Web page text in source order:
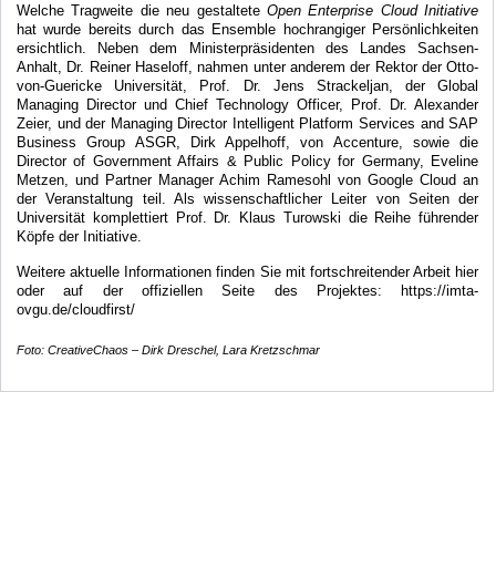
Welche Tragweite die neu gestaltete Open Enterprise Cloud Initiative
hat wurde bereits durch das Ensemble hochrangiger Persönlichkeiten
ersichtlich. Neben dem Ministerpräsidenten des Landes Sachsen-
Anhalt, Dr. Reiner Haseloff, nahmen unter anderem der Rektor der Otto-
von-Guericke Universität, Prof. Dr. Jens Strackeljan, der Global
Managing Director und Chief Technology Officer, Prof. Dr. Alexander
Zeier, und der Managing Director Intelligent Platform Services and SAP
Business Group ASGR, Dirk Appelhoff, von Accenture, sowie die
Director of Government Affairs & Public Policy for Germany, Eveline
Metzen, und Partner Manager Achim Ramesohl von Google Cloud an
der Veranstaltung teil. Als wissenschaftlicher Leiter von Seiten der
Universität komplettiert Prof. Dr. Klaus Turowski die Reihe führender
Köpfe der Initiative.
Weitere aktuelle Informationen finden Sie mit fortschreitender Arbeit hier
oder auf der offiziellen Seite des Projektes: https://imta-
ovgu.de/cloudfirst/
Foto: CreativeChaos – Dirk Dreschel, Lara Kretzschmar